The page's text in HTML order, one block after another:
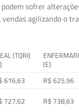
sofrer
agilizando o
(TQRI)
(E)
616,63 R$ 625,96
727,62 R$ 738,63